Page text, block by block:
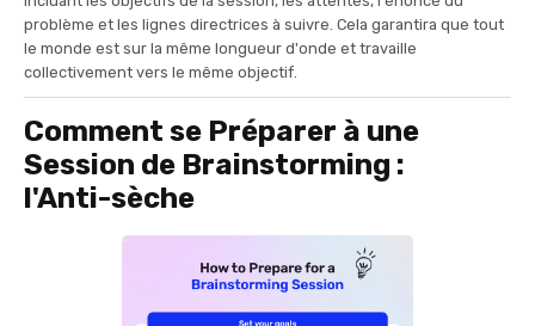
problème et les lignes directrices à suivre. Cela garantira que tout
le monde est sur la même longueur d'onde et travaille
collectivement vers le même objectif.
Comment se Préparer à une
Session de Brainstorming :
l'Anti-sèche